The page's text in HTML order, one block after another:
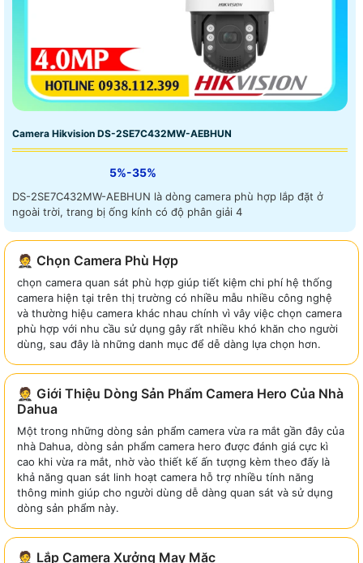
Camera Hikvision DS-2SE7C432MW-AEBHUN
5%-35%
DS-2SE7C432MW-AEBHUN là dòng camera phù hợp lắp đặt ở
ngoài trời, trang bị ống kính có độ phân giải 4
🤵 Chọn Camera Phù Hợp
chọn camera quan sát phù hợp giúp tiết kiệm chi phí hệ thống
camera hiện tại trên thị trường có nhiều mẫu nhiều công nghệ
và thường hiệu camera khác nhau chính vì vây việc chọn camera
phù hợp với nhu cầu sử dụng gây rất nhiều khó khăn cho người
dùng, sau đây là những danh mục để dễ dàng lựa chọn hơn.
🤵 Giới Thiệu Dòng Sản Phẩm Camera Hero Của Nhà
Dahua
Một trong những dòng sản phẩm camera vừa ra mắt gần đây của
nhà Dahua, dòng sản phẩm camera hero được đánh giá cực kì
cao khi vừa ra mắt, nhờ vào thiết kế ấn tượng kèm theo đấy là
khả năng quan sát linh hoạt camera hỗ trợ nhiều tính năng
thông minh giúp cho người dùng dễ dàng quan sát và sử dụng
dòng sản phẩm này.
🤵 Lắp Camera Xưởng May Mặc